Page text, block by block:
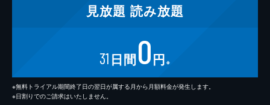
見放題 読み放題
31 日間0円 ※
※無料トライアル期間終了日の翌日が属する月から月額料金が発生します。
※日割りでのご請求はいたしません。